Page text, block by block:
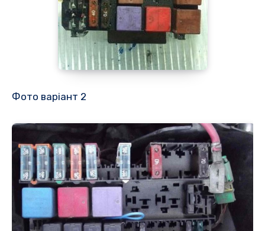
Фото варіант 2